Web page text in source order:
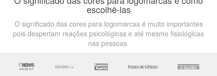
escolhê-las
O significado das cores para logomarcas é muito importantes
pois despertam reações psicológicas e até mesmo fisiológicas
nas pessoas.